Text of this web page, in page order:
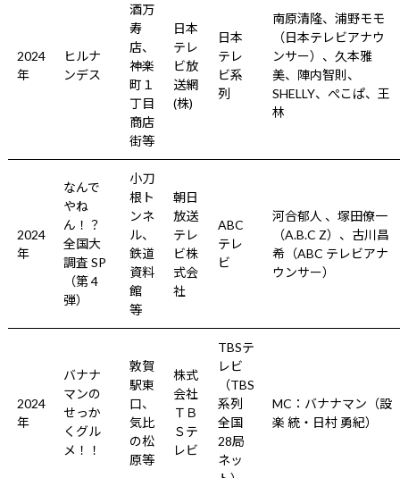
2024
年
ヒルナ
ンデス
酒万
寿
店、
神楽
町１
丁目
商店
街等
日本
テレ
ビ放
送網
(株)
日本
テレ
ビ系
列
南原清隆、浦野モモ
（日本テレビアナウ
ンサー）、久本雅
美、陣内智則、
SHELLY、ぺこぱ、王
林
2024
年
なんで
やね
ん！？
全国大
調査 SP
（第 4
弾）
小刀
根ト
ンネ
ル、
鉄道
資料
館
等
朝日
放送
テレ
ビ株
式会
社
ABC
テレ
ビ
河合郁人 、塚田僚一
（A.B.C Z）、古川昌
希（ABC テレビアナ
ウンサー）
2024
年
バナナ
マンの
せっか
くグル
メ！！
敦賀
駅東
口、
気比
の松
原等
株式
会社
ＴＢ
Ｓテ
レビ
TBSテ
レビ
（TBS
系列
全国
28局
ネッ
MC：バナナマン（設
楽 統・日村 勇紀）